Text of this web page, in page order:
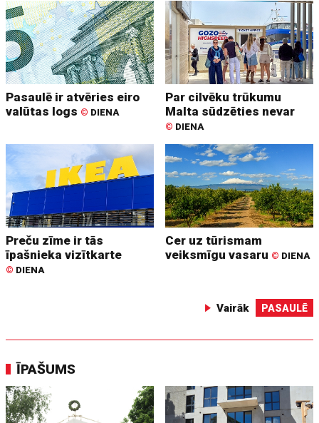
Pasaulē ir atvēries eiro
valūtas logs © DIENA
Par cilvēku trūkumu
Malta sūdzēties nevar
© DIENA
Preču zīme ir tās
īpašnieka vizītkarte
© DIENA
Cer uz tūrismam
veiksmīgu vasaru © DIENA
Vairāk PASAULĒ
ĪPAŠUMS